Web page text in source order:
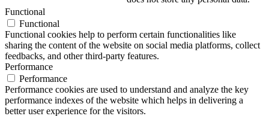
Functional
Functional
Functional cookies help to perform certain functionalities like
sharing the content of the website on social media platforms, collect
feedbacks, and other third-party features.
Performance
Performance
Performance cookies are used to understand and analyze the key
performance indexes of the website which helps in delivering a
better user experience for the visitors.